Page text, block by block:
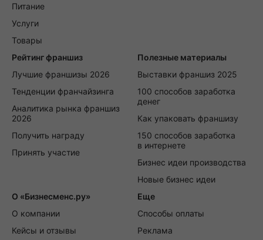
Питание
Услуги
Товары
Рейтинг франшиз
Лучшие франшизы 2026
Тенденции франчайзинга
Аналитика рынка франшиз
2026
Получить награду
Принять участие
Полезные материалы
Выставки франшиз 2025
100 способов заработка
денег
Как упаковать франшизу
150 способов заработка
в интернете
Бизнес идеи производства
Новые бизнес идеи
О «Бизнесменс.ру»
О компании
Кейсы и отзывы
Еще
Способы оплаты
Реклама